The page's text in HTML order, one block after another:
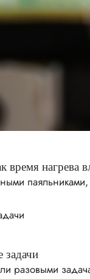
нагрева
паяльниками,
задачи
разовыми